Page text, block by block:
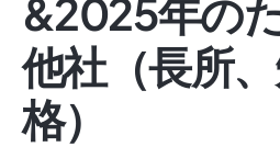
&2025年の
他社（長所
格）